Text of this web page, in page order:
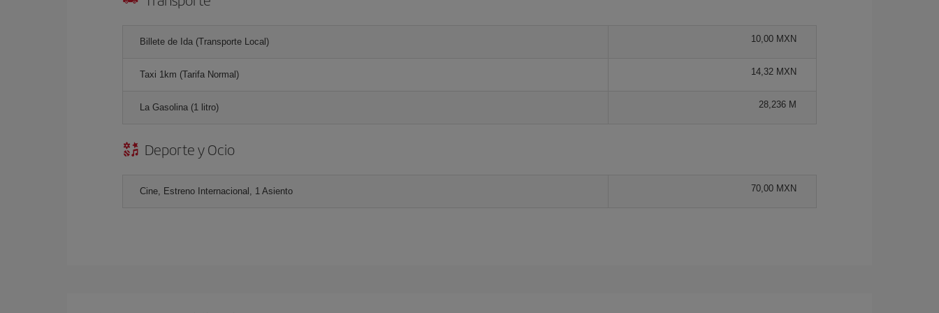
Billete de Ida (Transporte Local) 10,00 MXN
Taxi 1km (Tarifa Normal) 14,32 MXN
La Gasolina (1 litro) 28,236 M
Deporte y Ocio
Cine, Estreno Internacional, 1 Asiento 70,00 MXN